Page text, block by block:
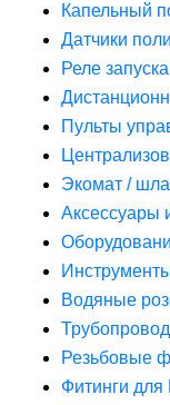
Капельный
Датчики
Реле
Пульты
Экомат /
Аксессуары
Водяные
Резьбовые
Фитинги